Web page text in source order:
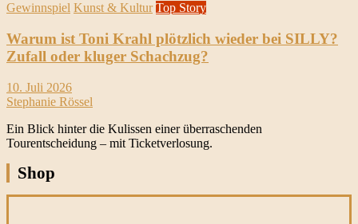
Gewinnspiel Kunst & Kultur Top Story
Warum ist Toni Krahl plötzlich wieder bei SILLY?
Zufall oder kluger Schachzug?
10. Juli 2026
Stephanie Rössel
Ein Blick hinter die Kulissen einer überraschenden
Tourentscheidung – mit Ticketverlosung.
Shop